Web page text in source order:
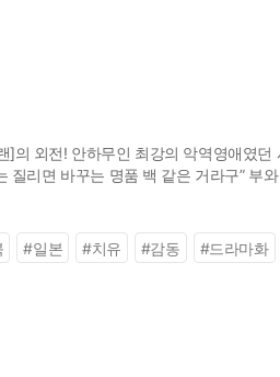
외전! 안하무인 최강의 악역영애였던
리면 바꾸는 명품 백 같은 거라구” 부
을 걷게 될 것이라는 사실도
#일본 #치유 #감동 #드라마화